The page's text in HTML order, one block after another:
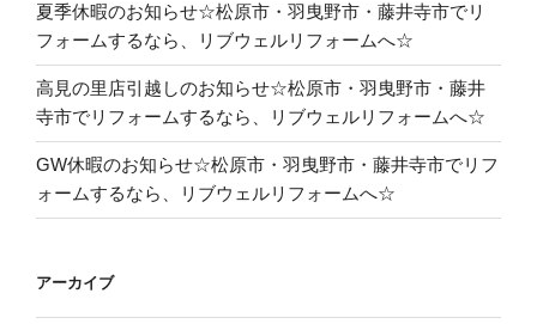
夏季休暇のお知らせ☆松原市・羽曳野市・藤井寺市でリ
フォームするなら、リブウェルリフォームへ☆
高見の里店引越しのお知らせ☆松原市・羽曳野市・藤井
寺市でリフォームするなら、リブウェルリフォームへ☆
GW休暇のお知らせ☆松原市・羽曳野市・藤井寺市でリフ
ォームするなら、リブウェルリフォームへ☆
アーカイブ